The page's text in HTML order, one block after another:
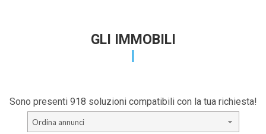
GLI IMMOBILI
Sono presenti 918 soluzioni compatibili con la tua richiesta!
Ordina annunci